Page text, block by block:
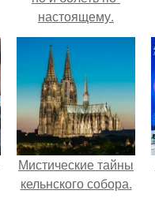
настоящему.
Мистические тайны
кельнского собора.